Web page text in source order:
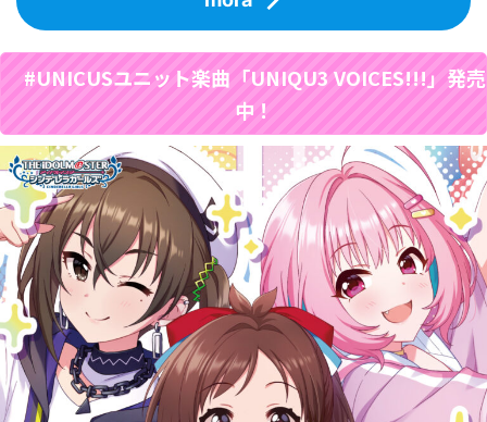
#UNICUSユニット楽曲「UNIQU3 VOICES!!!」発売
中！